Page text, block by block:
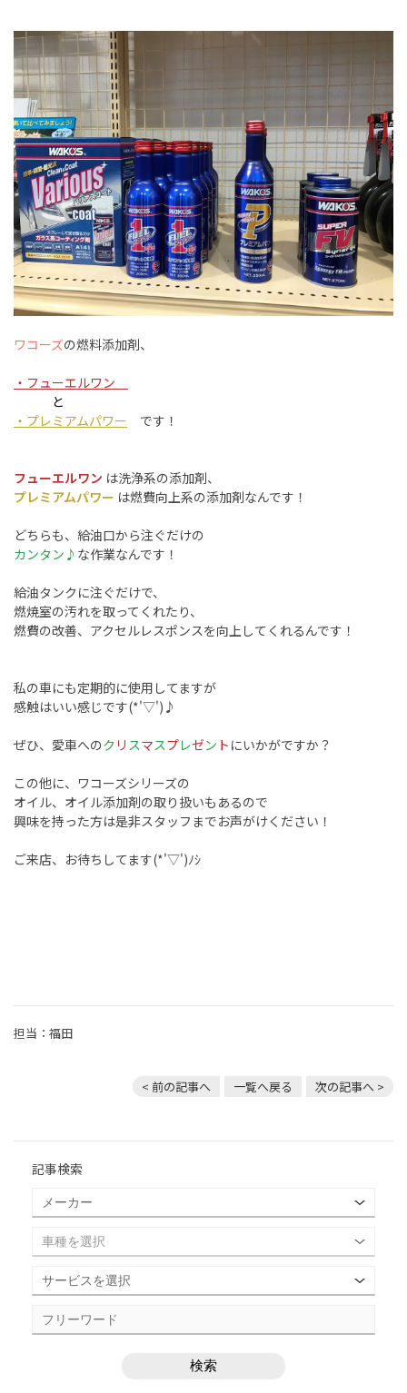
ワコーズの燃料添加剤、
・フューエルワン
と
・プレミアムパワー です！
フューエルワン は洗浄系の添加剤、
プレミアムパワー は燃費向上系の添加剤なんです！
どちらも、給油口から注ぐだけの
カンタン♪ な作業なんです！
給油タンクに注ぐだけで、
燃焼室の汚れを取ってくれたり、
燃費の改善、アクセルレスポンスを向上してくれるんです！
私の車にも定期的に使用してますが
感触はいい感じです(*'▽')♪
ぜひ、愛車へのク リ スマスプレゼン ト にいかがですか？
この他に、ワコーズシリーズの
オイル、オイル添加剤の取り扱いもあるので
興味を持った方は是非スタッフまでお声がけください！
ご来店、お待ちしてます(*'▽')ﾉｼ
担当：福田
< 前の記事へ 一覧へ戻る 次の記事へ >
記事検索